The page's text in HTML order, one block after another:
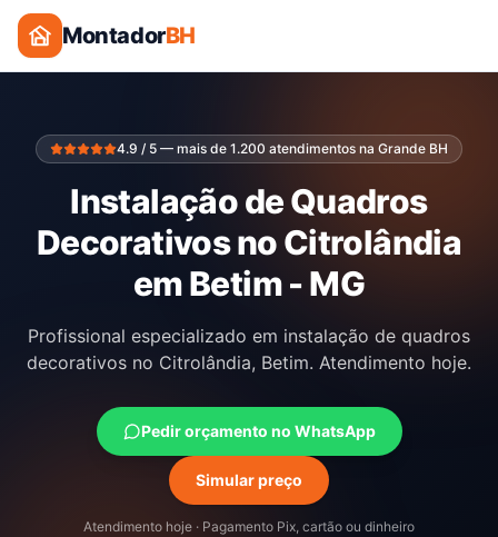
MontadorBH
4.9 / 5 — mais de 1.200 atendimentos na Grande BH
Instalação de Quadros
Decorativos no Citrolândia
em Betim - MG
Profissional especializado em instalação de quadros
decorativos no Citrolândia, Betim. Atendimento hoje.
Pedir orçamento no WhatsApp
Simular preço
Atendimento hoje · Pagamento Pix, cartão ou dinheiro